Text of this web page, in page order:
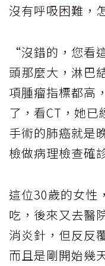
沒有呼吸困難，
“沒錯的，您看
頭那麼大，淋巴
項腫瘤指標都高
了，看CT，她已
手術的肺癌就是
檢做病理檢查確
這位30歲的女性
吃，後來又去醫
消炎針，但反反
而且是剛開始幾